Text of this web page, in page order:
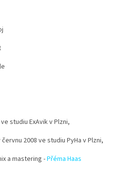
studiu ExAvik v Plzni,
červnu 2008 ve studiu PyHa v Plzni,
a mastering -Přéma Haas